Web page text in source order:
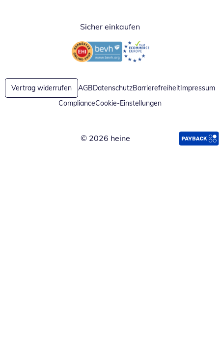
Sicher einkaufen
Öffnet in neuem FensterÖffnet in neuem Fenster
Vertrag widerrufen AGBDatenschutzBarrierefreiheitImpressum
ComplianceCookie-Einstellungen
© 2026 heine